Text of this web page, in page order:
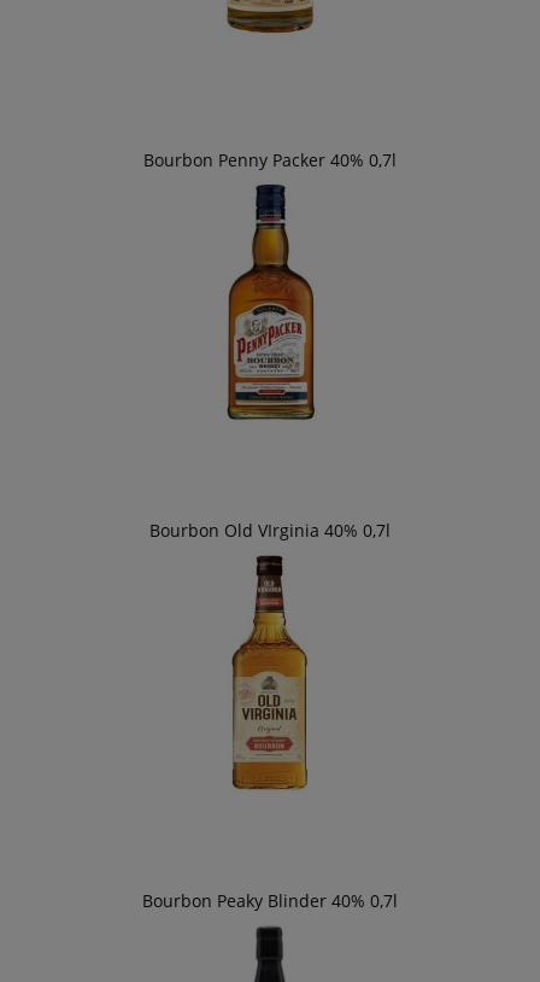
Bourbon Penny Packer 40% 0,7l
Bourbon Old VIrginia 40% 0,7l
Bourbon Peaky Blinder 40% 0,7l